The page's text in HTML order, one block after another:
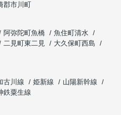
郡市川町
阿弥陀町魚橋
魚住町清水
二見町東二見
大久保町西島
古川線 姫新線
山陽新幹線
鉄粟生線